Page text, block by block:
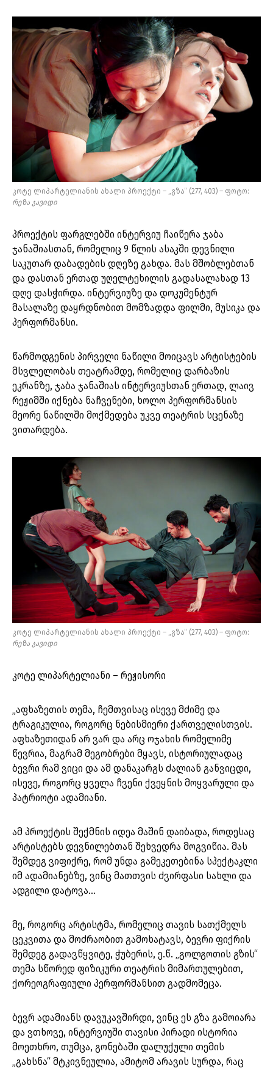
კოტე ლიპარტელიანის ახალი პროექტი – „გზა“ (277, 403) – ფოტო:
რეზა ჯავიდი
პროექტის ფარგლებში ინტერვიუ ჩაიწერა ჯაბა
ჯანაშიასთან, რომელიც 9 წლის ასაკში დევნილი
საკუთარ დაბადების დღეზე გახდა. მას მშობლებთან
და დასთან ერთად უღელტეხილის გადასალახად 13
დღე დასჭირდა. ინტერვიუზე და დოკუმენტურ
მასალაზე დაყრდნობით მომზადდა ფილმი, მუსიკა და
პერფორმანსი.
წარმოდგენის პირველი ნაწილი მოიცავს არტისტების
მსვლელობას თეატრამდე, რომელიც დარბაზის
ეკრანზე, ჯაბა ჯანაშიას ინტერვიუსთან ერთად, ლაივ
რეჟიმში იქნება ნაჩვენები, ხოლო პერფორმანსის
მეორე ნაწილში მოქმედება უკვე თეატრის სცენაზე
ვითარდება.
კოტე ლიპარტელიანის ახალი პროექტი – „გზა“ (277, 403) – ფოტო:
რეზა ჯავიდი
კოტე ლიპარტელიანი – რეჟისორი
„აფხაზეთის თემა, ჩემთვისაც ისევე მძიმე და
ტრაგიკულია, როგორც ნებისმიერი ქართველისთვის.
აფხაზეთიდან არ ვარ და არც ოჯახის რომელიმე
წევრია, მაგრამ მეგობრები მყავს, ისტორიულადაც
ბევრი რამ ვიცი და ამ დანაკარგს ძალიან განვიცდი,
ისევე, როგორც ყველა ჩვენი ქვეყნის მოყვარული და
პატრიოტი ადამიანი.
ამ პროექტის შექმნის იდეა მაშინ დაიბადა, როდესაც
არტისტებს დევნილებთან შეხვედრა მოგვიწია. მას
შემდეგ ვიფიქრე, რომ უნდა გამეკეთებინა სპექტაკლი
იმ ადამიანებზე, ვინც მათთვის ძვირფასი სახლი და
ადგილი დატოვა…
მე, როგორც არტისტმა, რომელიც თავის სათქმელს
ცეკვითა და მოძრაობით გამოხატავს, ბევრი ფიქრის
შემდეგ გადავწყვიტე, ჭუბერის, ე.წ. „გოლგოთის გზის“
თემა სწორედ ფიზიკური თეატრის მიმართულებით,
ქორეოგრაფიული პერფორმანსით გადმომეცა.
ბევრ ადამიანს დავუკავშირდი, ვინც ეს გზა გამოიარა
და ვთხოვე, ინტერვიუში თავისი პირადი ისტორია
მოეთხრო, თუმცა, გონებაში დალუქული თემის
„გახსნა“ მტკივნეულია, ამიტომ არავის სურდა, რაც